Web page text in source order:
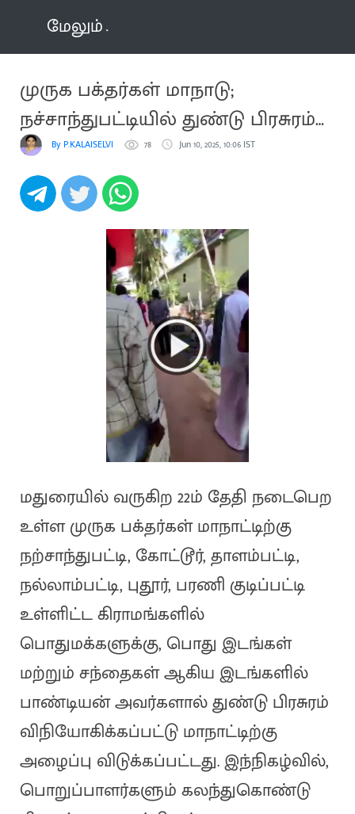
மேலும்
முருக பக்தர்கள் மாநாடு;
நச்சாந்துபட்டியில் துண்டு பிரசுரம்
விநியோகம்
By P.KALAISELVI 78 Jun 10, 2025, 10:06 IST
மதுரையில் வருகிற 22ம் தேதி நடைபெற
உள்ள முருக பக்தர்கள் மாநாட்டிற்கு
நற்சாந்துபட்டி, கோட்டூர், தாளம்பட்டி,
நல்லாம்பட்டி, புதூர், பரணி குடிப்பட்டி
உள்ளிட்ட கிராமங்களில்
பொதுமக்களுக்கு, பொது இடங்கள்
மற்றும் சந்தைகள் ஆகிய இடங்களில்
பாண்டியன் அவர்களால் துண்டு பிரசுரம்
விநியோகிக்கப்பட்டு மாநாட்டிற்கு
அழைப்பு விடுக்கப்பட்டது. இந்நிகழ்வில்,
பொறுப்பாளர்களும் கலந்துகொண்டு